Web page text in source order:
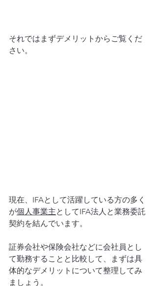
それではまずデメリットからご覧くだ
さい。
現在、IFAとして活躍している方の多く
が個人事業主としてIFA法人と業務委託
契約を結んでいます。
証券会社や保険会社などに会社員とし
て勤務することと比較して、まずは具
体的なデメリットについて整理してみ
ましょう。